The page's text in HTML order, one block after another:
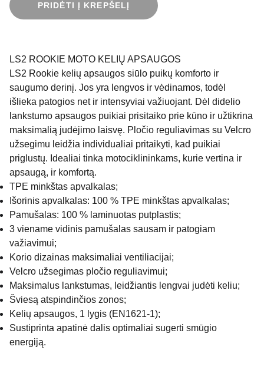
PRIDĖTI Į KREPŠELĮ
LS2 ROOKIE MOTO KELIŲ APSAUGOS
LS2 Rookie kelių apsaugos siūlo puikų komforto ir
saugumo derinį. Jos yra lengvos ir vėdinamos, todėl
išlieka patogios net ir intensyviai važiuojant. Dėl didelio
lankstumo apsaugos puikiai prisitaiko prie kūno ir užtikrina
maksimalią judėjimo laisvę. Pločio reguliavimas su Velcro
užsegimu leidžia individualiai pritaikyti, kad puikiai
priglustų. Idealiai tinka motociklininkams, kurie vertina ir
apsaugą, ir komfortą.
TPE minkštas apvalkalas;
Išorinis apvalkalas: 100 % TPE minkštas apvalkalas;
Pamušalas: 100 % laminuotas putplastis;
3 viename vidinis pamušalas sausam ir patogiam
važiavimui;
Korio dizainas maksimaliai ventiliacijai;
Velcro užsegimas pločio reguliavimui;
Maksimalus lankstumas, leidžiantis lengvai judėti keliu;
Šviesą atspindinčios zonos;
Kelių apsaugos, 1 lygis (EN1621-1);
Sustiprinta apatinė dalis optimaliai sugerti smūgio
energiją.